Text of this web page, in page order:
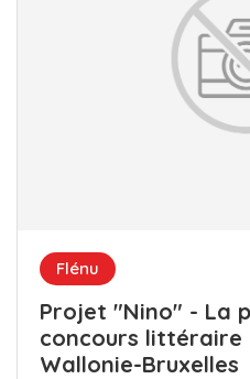
Flénu
Projet "Nino" - La
concours littéraire
Wallonie-Bruxelles